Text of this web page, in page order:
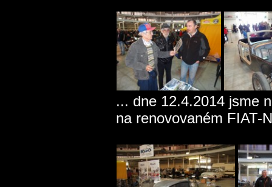
... dne 12.4.2014 jsme
na renovovaném